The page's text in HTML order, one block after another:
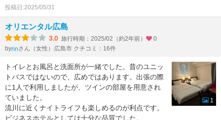
投稿日:2025/05/31
オリエンタル広島
3.0 旅行時期：2025/02（約2年前）
0
byrinさん（女性） 広島市 クチコミ：16件
トイレとお風呂と洗面所が一緒でした。昔のユニッ
トバスではないので、広めではあります。出張の際
に1人で利用しましたが、ツインの部屋を用意され
ていました。
流川に近くナイトライフも楽しめるのが利点です。
ビジネスホテルとしては十分な品質でした。
1